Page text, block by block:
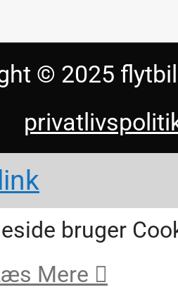
© 2025
bruger
Mere